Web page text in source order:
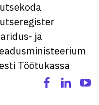
ja
Töötukassa